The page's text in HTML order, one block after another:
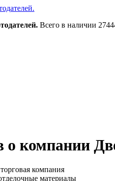
Всего в наличии
компании
компания
материалы